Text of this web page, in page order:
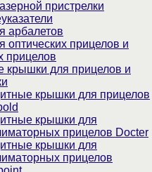
пристрелки
арбалетов
оптических прицелов и
прицелов
крышки для прицелов и
крышки для прицелов
крышки для
прицелов Docter
крышки для
прицелов